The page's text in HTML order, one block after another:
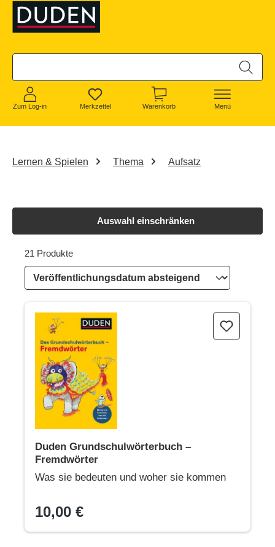
springen
Zum Log-in Merkzettel Warenkorb Menü
Lernen & Spielen Thema Aufsatz
Auswahl einschränken
21 Produkte
21 von 21 Produkten werden angezeigt
21 Produkte
Duden Grundschulwörterbuch – Fremdwörter
Duden Grundschulwörterbuch –
Fremdwörter
Was sie bedeuten und woher sie kommen
10,00 €